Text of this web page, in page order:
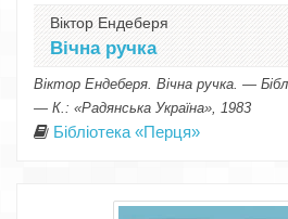
Віктор Ендеберя
Вічна ручка
Віктор Ендеберя. Вічна ручка. —
— К.: «Радянська Україна», 1983
Бібліотека «Перця»